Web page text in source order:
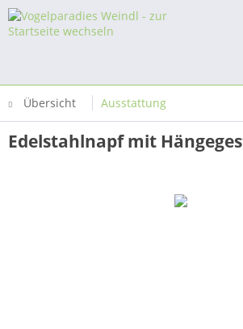
Übersicht Ausstattung
Edelstahlnapf mit